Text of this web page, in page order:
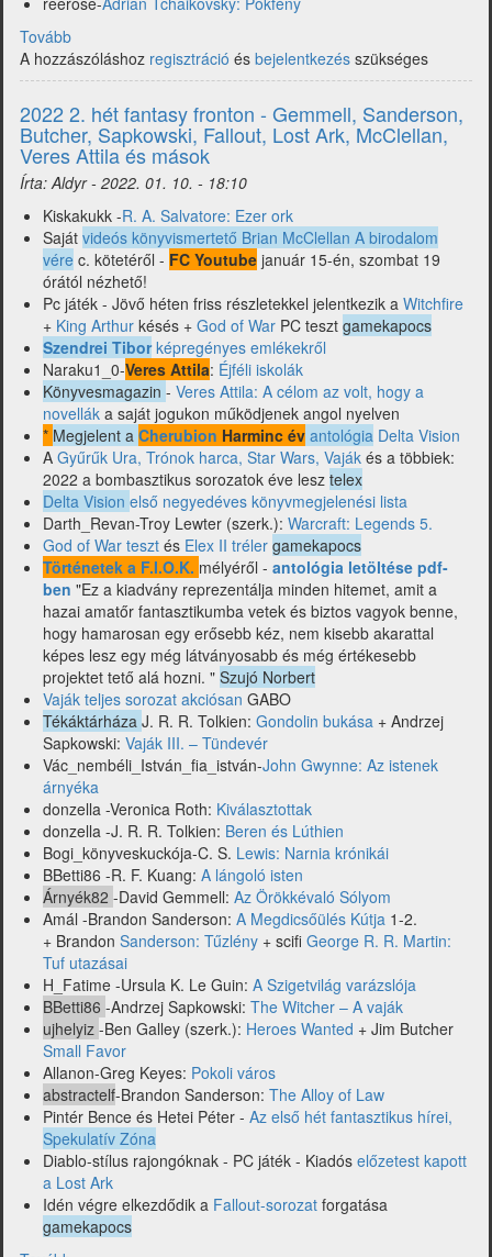
Tovább
3.
hét
fantasy
hírválogatás-
Larkwood,
Salvatore,
m.a.g.u.s.,
Tchaikovsky,
Idő
kereke,
Kae
Westa,
Raoul
Renier,
Kauppinen
és
mások)
A hozzászóláshoz regisztráció és bejelentkezés szükséges
2022 2. hét fantasy fronton - Gemmell, Sanderson,
Butcher, Sapkowski, Fallout, Lost Ark, McClellan,
Veres Attila és mások
Írta:Aldyr- 2022. 01. 10. - 18:10
Kiskakukk -R. A. Salvatore: Ezer ork
Saját videós könyvismertető Brian McClellan A birodalom
vére c. kötetéről - FC Youtube január 15-én, szombat 19
órától nézhető!
Pc játék - Jövő héten friss részletekkel jelentkezik a Witchfire
+ King Arthur késés + God of War PC teszt gamekapocs
Szendrei Tiborképregényes emlékekről
Naraku1_0-Veres Attila: Éjféli iskolák
Könyvesmagazin - Veres Attila: A célom az volt, hogy a
novellák a saját jogukon működjenek angol nyelven
* Megjelent a Cherubion Harminc év antológia Delta Vision
A Gyűrűk Ura, Trónok harca, Star Wars, Vaják és a többiek:
2022 a bombasztikus sorozatok éve lesz telex
Delta Vision első negyedéves könyvmegjelenési lista
Darth_Revan-Troy Lewter (szerk.): Warcraft: Legends 5.
God of War teszt és Elex II tréler gamekapocs
Történetek a F.I.O.K. mélyéről - antológia letöltése pdf-
ben "Ez a kiadvány reprezentálja minden hitemet, amit a
hazai amatőr fantasztikumba vetek és biztos vagyok benne,
hogy hamarosan egy erősebb kéz, nem kisebb akarattal
képes lesz egy még látványosabb és még értékesebb
projektet tető alá hozni. " Szujó Norbert
Vaják teljes sorozat akciósan GABO
Tékáktárháza J. R. R. Tolkien: Gondolin bukása + Andrzej
Sapkowski: Vaják III. – Tündevér
Vác_nembéli_István_fia_istván-John Gwynne: Az istenek
árnyéka
donzella -Veronica Roth: Kiválasztottak
donzella -J. R. R. Tolkien: Beren és Lúthien
Bogi_könyveskuckója-C. S. Lewis: Narnia krónikái
BBetti86 -R. F. Kuang: A lángoló isten
Árnyék82 -David Gemmell: Az Örökkévaló Sólyom
Amál -Brandon Sanderson: A Megdicsőülés Kútja 1-2.
+ Brandon Sanderson: Tűzlény + scifi George R. R. Martin:
Tuf utazásai
H_Fatime -Ursula K. Le Guin: A Szigetvilág varázslója
BBetti86 -Andrzej Sapkowski: The Witcher – A vaják
ujhelyiz -Ben Galley (szerk.): Heroes Wanted + Jim Butcher
Small Favor
Allanon-Greg Keyes: Pokoli város
abstractelf-Brandon Sanderson: The Alloy of Law
Pintér Bence és Hetei Péter - Az első hét fantasztikus hírei,
Spekulatív Zóna
Diablo-stílus rajongóknak - PC játék - Kiadós előzetest kapott
a Lost Ark
Idén végre elkezdődik a Fallout-sorozat forgatása
gamekapocs